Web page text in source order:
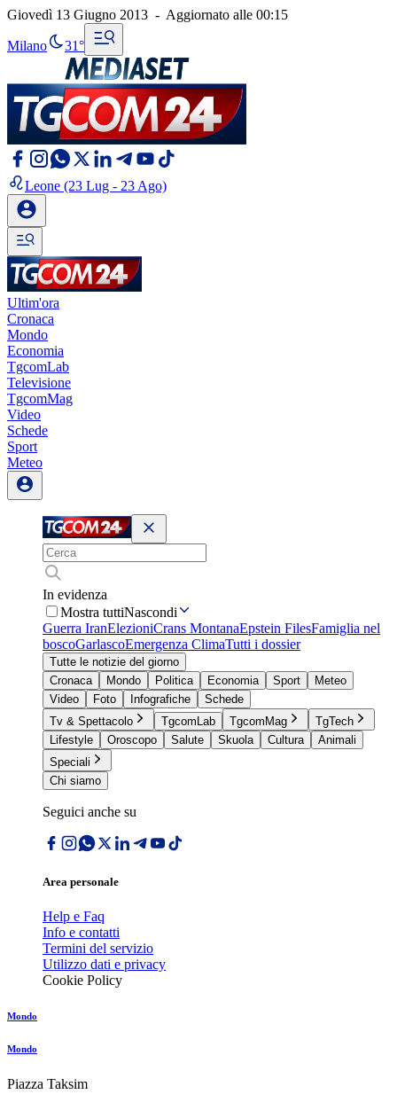
Giovedì 13 Giugno 2013 - Aggiornato alle 00:15
Milano 31°
Leone (23 Lug - 23 Ago)
Ultim'ora
Cronaca
Mondo
Economia
TgcomLab
Televisione
TgcomMag
Video
Schede
Sport
Meteo
In evidenza
Mostra tuttiNascondi
Guerra IranElezioniCrans MontanaEpstein FilesFamiglia nel
boscoGarlascoEmergenza ClimaTutti i dossier
Tutte le notizie del giorno
Cronaca
Mondo Politica Economia Sport
Meteo
Video
Foto Infografiche
Schede
Tv & Spettacolo
TgcomLab TgcomMag
TgTech
Lifestyle
Oroscopo Salute Skuola Cultura
Animali
Speciali
Chi siamo
Seguici anche su
Area personale
Help e Faq
Info e contatti
Termini del servizio
Utilizzo dati e privacy
Cookie Policy
Mondo
Mondo
Piazza Taksim